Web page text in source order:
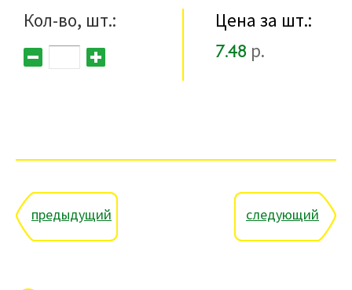
Кол-во, шт.:
Цена за шт.:
7.48 р.
предыдущий следующий